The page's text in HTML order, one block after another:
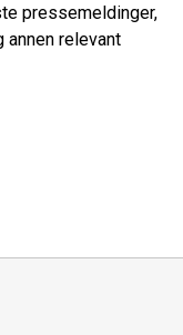
pressemeldinger,
annen relevant